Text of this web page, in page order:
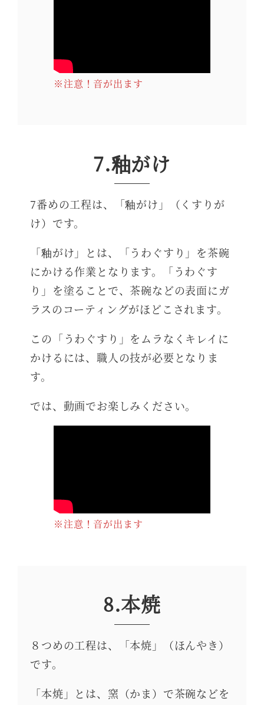
※注意！音が出ます
7.釉がけ
7番めの工程は、「釉がけ」（くすりが
け）です。
「釉がけ」とは、「うわぐすり」を茶碗
にかける作業となります。「うわぐす
り」を塗ることで、茶碗などの表面にガ
ラスのコーティングがほどこされます。
この「うわぐすり」をムラなくキレイに
かけるには、職人の技が必要となりま
す。
では、動画でお楽しみください。
※注意！音が出ます
8.本焼
８つめの工程は、「本焼」（ほんやき）
です。
「本焼」とは、窯（かま）で茶碗などを